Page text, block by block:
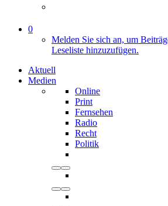
0
Melden Sie sich an, um
Leseliste hinzuzufügen.
Aktuell
Medien
Online
Print
Fernsehen
Radio
Recht
Politik